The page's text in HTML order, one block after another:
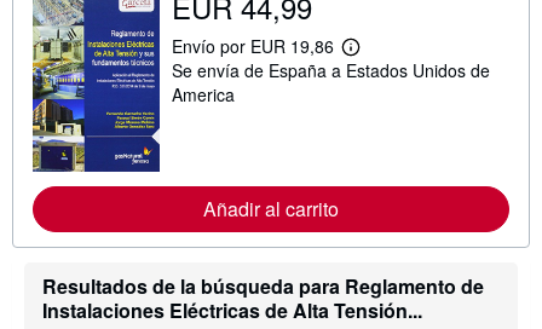
e
l
a
f
d
e
v
Envío por EUR 19,86
M
á
c
n
s
Se envía de España a Estados Unidos de
America
Añadir al carrito
Resultados de la búsqueda para Reglamento de
Instalaciones Eléctricas de Alta Tensión...